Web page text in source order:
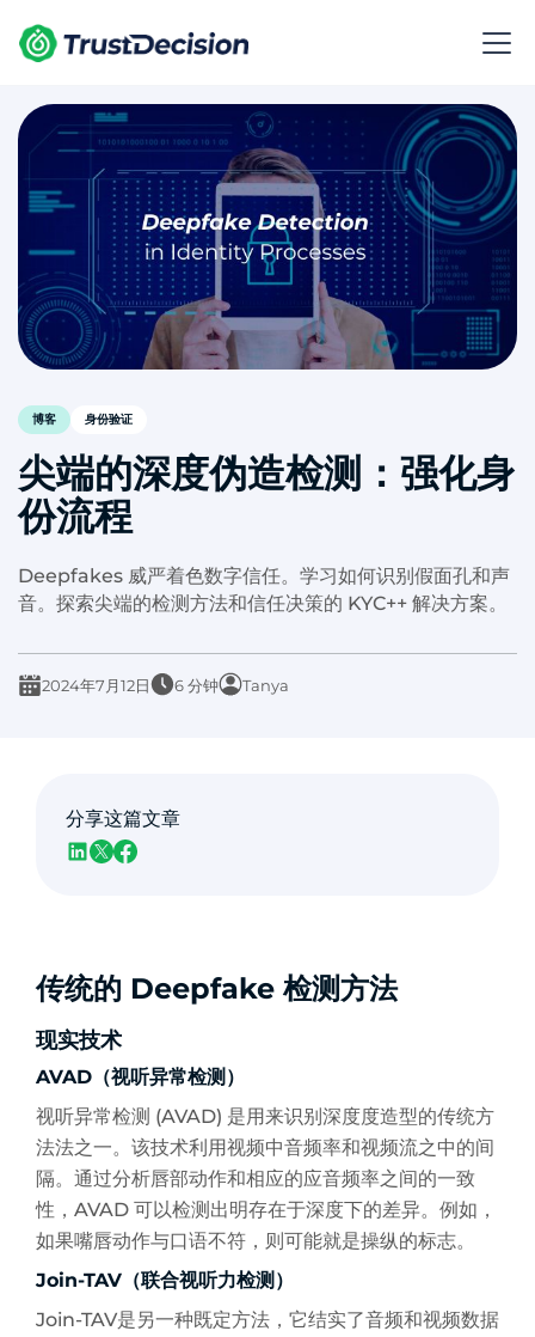
博客 身份验证
尖端的深度伪造检测：强化身
份流程
Deepfakes 威严着色数字信任。学习如何识别假面孔和声
音。探索尖端的检测方法和信任决策的 KYC++ 解决方案。
2024年7月12日 6 分钟 Tanya
传统的 Deepfake 检测方法
现实技术
AVAD（视听异常检测）
视听异常检测 (AVAD) 是用来识别深度度造型的传统方
法法之一。该技术利用视频中音频率和视频流之中的间
隔。通过分析唇部动作和相应的应音频率之间的一致
性，AVAD 可以检测出明存在于深度下的差异。例如，
如果嘴唇动作与口语不符，则可能就是操纵的标志。
Join-TAV（联合视听力检测）
Join-TAV是另一种既定方法，它结实了音频和视频数据
分享这篇文章